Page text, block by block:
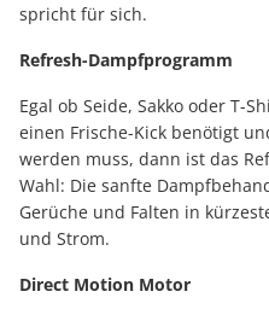
spricht für sich.
Refresh-Dampfprogramm
Egal ob Seide, Sakko oder T-
einen Frische-Kick benötigt
werden muss, dann ist das
Wahl: Die sanfte
Gerüche und Falten in
und Strom.
Direct Motion Motor